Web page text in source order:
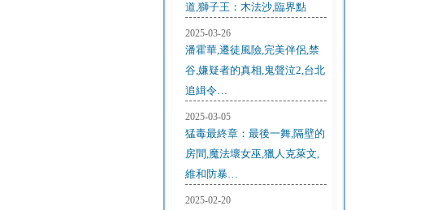
道,獅子王：木法沙,臨界點
2025-03-26
潘霍華,遷徒風險,完美伴侶,禁
谷,嫌疑者的真相,鬼聲泣2,台北
追緝令…
2025-03-05
猛毒最終章：最後一舞,隔壁的
房間,魔法壞女巫,獵人克萊文,
維和防暴…
2025-02-20